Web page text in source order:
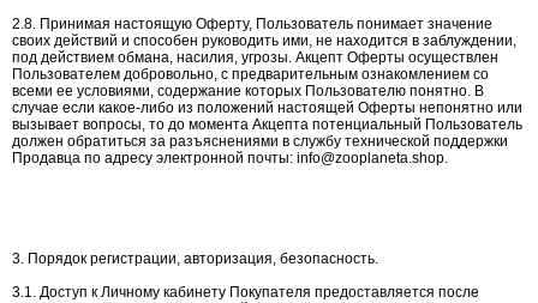
2.8. Принимая настоящую Оферту, Пользователь понимает значение
своих действий и способен руководить ими, не находится в заблуждении,
под действием обмана, насилия, угрозы. Акцепт Оферты осуществлен
Пользователем добровольно, с предварительным ознакомлением со
всеми ее условиями, содержание которых Пользователю понятно. В
случае если какое-либо из положений настоящей Оферты непонятно или
вызывает вопросы, то до момента Акцепта потенциальный Пользователь
должен обратиться за разъяснениями в службу технической поддержки
Продавца по адресу электронной почты: info@zooplaneta.shop.
3. Порядок регистрации, авторизация, безопасность.
3.1. Доступ к Личному кабинету Покупателя предоставляется после